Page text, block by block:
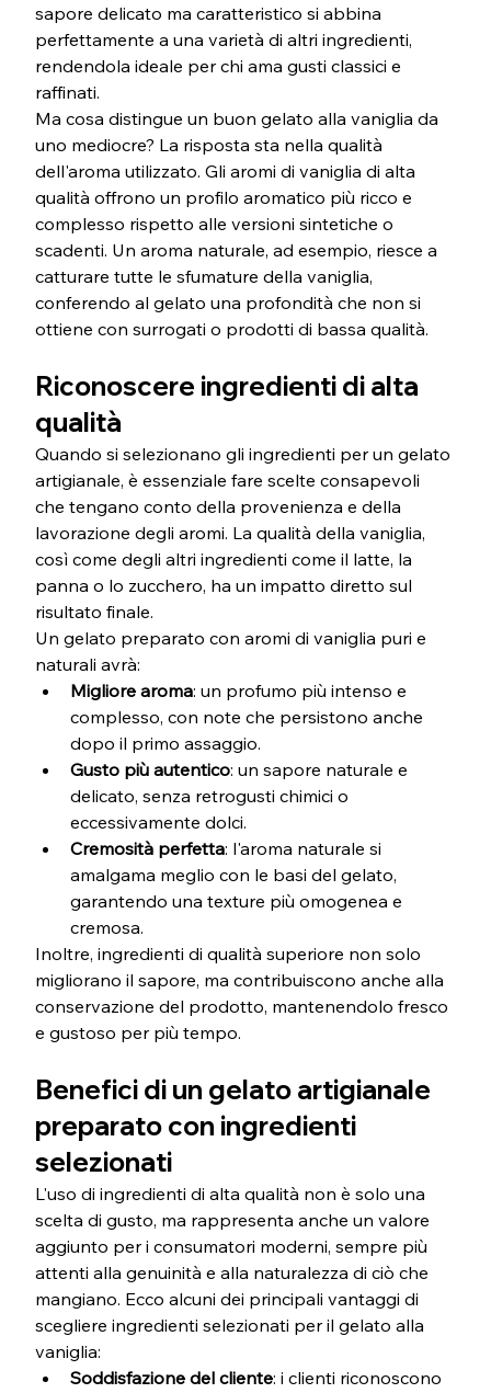
sapore delicato ma caratteristico si abbina
perfettamente a una varietà di altri ingredienti,
rendendola ideale per chi ama gusti classici e
raffinati.
Ma cosa distingue un buon gelato alla vaniglia da
uno mediocre? La risposta sta nella qualità
dell'aroma utilizzato. Gli aromi di vaniglia di alta
qualità offrono un profilo aromatico più ricco e
complesso rispetto alle versioni sintetiche o
scadenti. Un aroma naturale, ad esempio, riesce a
catturare tutte le sfumature della vaniglia,
conferendo al gelato una profondità che non si
ottiene con surrogati o prodotti di bassa qualità.
Riconoscere ingredienti di alta
qualità
Quando si selezionano gli ingredienti per un gelato
artigianale, è essenziale fare scelte consapevoli
che tengano conto della provenienza e della
lavorazione degli aromi. La qualità della vaniglia,
così come degli altri ingredienti come il latte, la
panna o lo zucchero, ha un impatto diretto sul
risultato finale.
Un gelato preparato con aromi di vaniglia puri e
naturali avrà:
Migliore aroma: un profumo più intenso e
complesso, con note che persistono anche
dopo il primo assaggio.
Gusto più autentico: un sapore naturale e
delicato, senza retrogusti chimici o
eccessivamente dolci.
Cremosità perfetta: l'aroma naturale si
amalgama meglio con le basi del gelato,
garantendo una texture più omogenea e
cremosa.
Inoltre, ingredienti di qualità superiore non solo
migliorano il sapore, ma contribuiscono anche alla
conservazione del prodotto, mantenendolo fresco
e gustoso per più tempo.
Benefici di un gelato artigianale
preparato con ingredienti
selezionati
L'uso di ingredienti di alta qualità non è solo una
scelta di gusto, ma rappresenta anche un valore
aggiunto per i consumatori moderni, sempre più
attenti alla genuinità e alla naturalezza di ciò che
mangiano. Ecco alcuni dei principali vantaggi di
scegliere ingredienti selezionati per il gelato alla
vaniglia:
Soddisfazione del cliente: i clienti riconoscono